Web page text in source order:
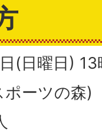
(日曜日)
ーツの森)